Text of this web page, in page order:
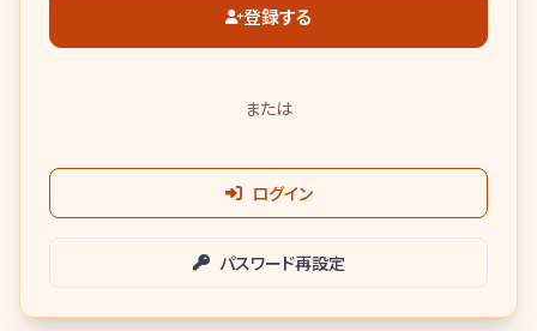
登録する
または
ログイン
パスワード再設定